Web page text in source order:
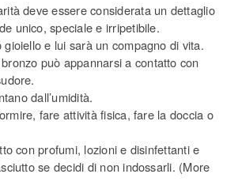
deve essere considerata un dettaglio
unico, speciale e irripetibile.
e lui sarà un compagno di vita.
può appannarsi a contatto con
dall’umidità.
fare attività fisica, fare la doccia o
con profumi, lozioni e disinfettanti e
se decidi di non indossarli. (More